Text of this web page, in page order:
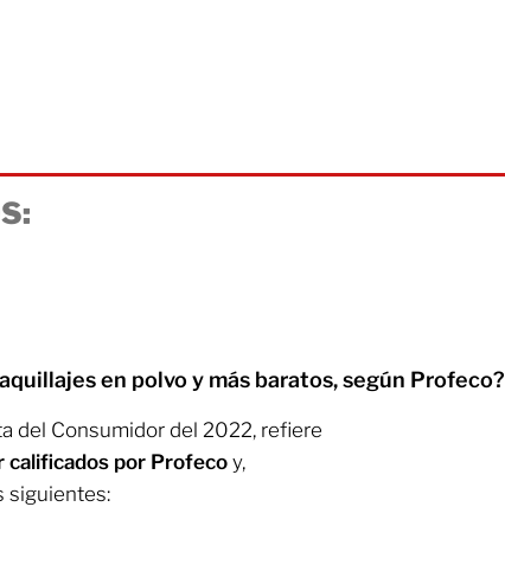
en polvo y más baratos, según Profeco?
del Consumidor del 2022, refiere
calificados por Profeco y,
siguientes: